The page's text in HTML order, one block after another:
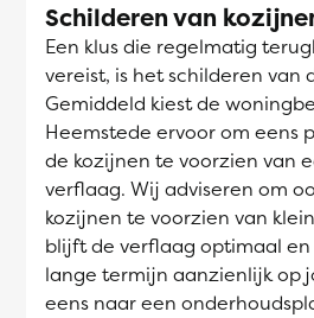
Schilderen van
Een klus die regelmatig
vereist, is het schilderen van
Gemiddeld kiest de
Heemstede ervoor om eens
de kozijnen te voorzien van
verflaag. Wij adviseren om
kozijnen te voorzien van
blijft de verflaag optimaal en
lange termijn aanzienlijk op
eens naar een